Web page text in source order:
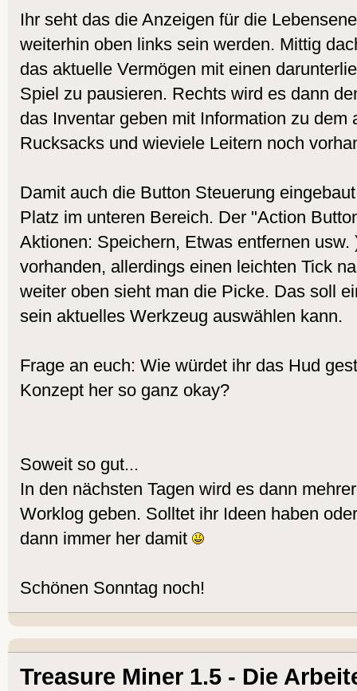
Ihr seht das die Anzeigen für die
weiterhin oben links sein werden. Mittig
das aktuelle Vermögen mit einen
Spiel zu pausieren. Rechts wird es dann
das Inventar geben mit Information zu dem
Rucksacks und wieviele Leitern noch
Damit auch die Button Steuerung
Platz im unteren Bereich. Der "Action
Aktionen: Speichern, Etwas entfernen usw.
vorhanden, allerdings einen leichten Tick
weiter oben sieht man die Picke. Das soll
sein aktuelles Werkzeug auswählen kann.
Frage an euch: Wie würdet ihr das Hud
Konzept her so ganz okay?
Soweit so gut...
In den nächsten Tagen wird es dann
Worklog geben. Solltet ihr Ideen haben
dann immer her damit
Schönen Sonntag noch!
Treasure Miner 1.5 - Die